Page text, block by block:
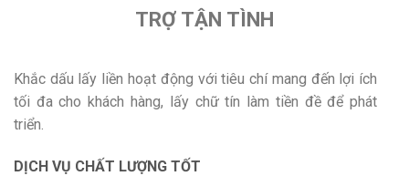
TRỢ TẬN TÌNH
Khắc dấu lấy liền hoạt động với tiêu chí mang đến lợi ích
tối đa cho khách hàng, lấy chữ tín làm tiền đề để phát
triển.
DỊCH VỤ CHẤT LƯỢNG TỐT